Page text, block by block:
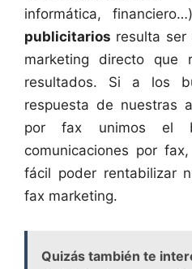
informática,
publicitarios resulta ser
marketing directo que
resultados. Si a los
respuesta de nuestras
por fax unimos el
comunicaciones por
fácil poder rentabilizar
fax marketing.
Quizás también te